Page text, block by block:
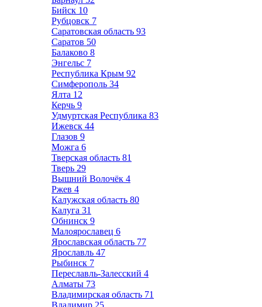
Бийск 10
Рубцовск 7
Саратовская область 93
Саратов 50
Балаково 8
Энгельс 7
Республика Крым 92
Симферополь 34
Ялта 12
Керчь 9
Удмуртская Республика 83
Ижевск 44
Глазов 9
Можга 6
Тверская область 81
Тверь 29
Вышний Волочёк 4
Ржев 4
Калужская область 80
Калуга 31
Обнинск 9
Малоярославец 6
Ярославская область 77
Ярославль 47
Рыбинск 7
Переславль-Залесский 4
Алматы 73
Владимирская область 71
Владимир 25